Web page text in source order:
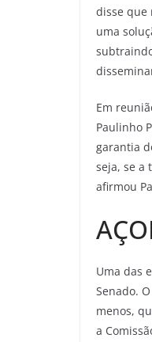
disse que
uma
Em
Paulinho
garantia
seja, se a
afirmou
Uma das
Senado.
menos,
a